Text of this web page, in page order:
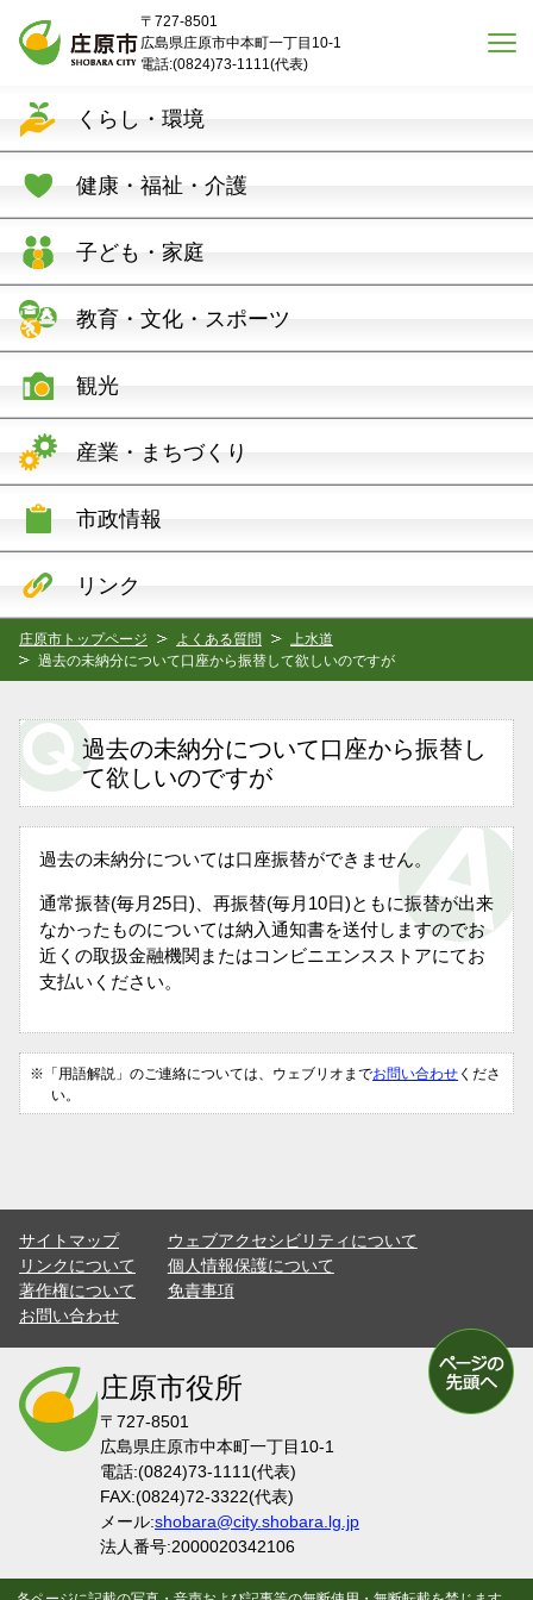
〒727-8501
広島県庄原市中本町一丁目10-1
電話:(0824)73-1111(代表)
くらし・環境
健康・福祉・介護
子ども・家庭
教育・文化・スポーツ
観光
産業・まちづくり
市政情報
リンク
庄原市トップページ よくある質問
上水道
過去の未納分について口座から振替して欲しいのですが
過去の未納分について口座から振替し
て欲しいのですが
過去の未納分については口座振替ができません。
通常振替(毎月25日)、再振替(毎月10日)ともに振替が出来
なかったものについては納入通知書を送付しますのでお
近くの取扱金融機関またはコンビニエンスストアにてお
支払いください。
※「用語解説」のご連絡については、ウェブリオまでお問い合わせ くださ
い。
サイトマップ
ウェブアクセシビリティについて
リンクについて
個人情報保護について
著作権について
免責事項
お問い合わせ
庄原市役所
〒727-8501
広島県庄原市中本町一丁目10-1
電話:(0824)73-1111(代表)
FAX:(0824)72-3322(代表)
メール:shobara@city.shobara.lg.jp
法人番号:2000020342106